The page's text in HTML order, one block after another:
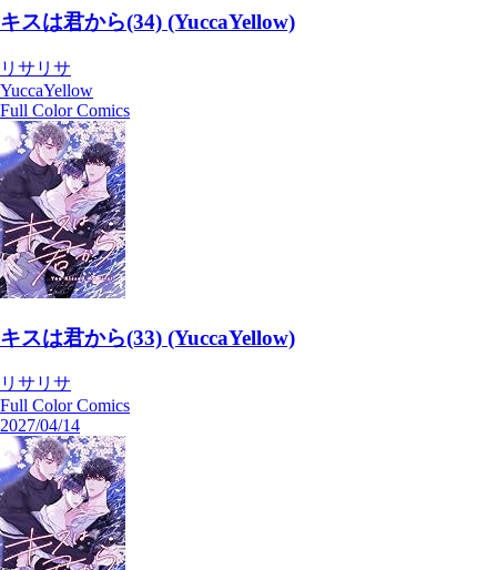
キスは君から(34) (YuccaYellow)
リサリサ
YuccaYellow
Full Color Comics
キスは君から(33) (YuccaYellow)
リサリサ
Full Color Comics
2027/04/14